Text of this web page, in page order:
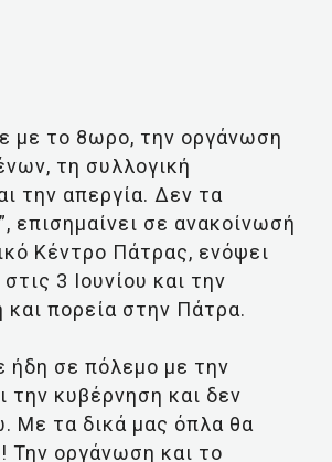
με το 8ωρο, την οργάνωση
τη συλλογική
την απεργία. Δεν τα
επισημαίνει σε ανακοίνωσή
Κέντρο Πάτρας, ενόψει
3 Ιουνίου και την
πορεία στην Πάτρα.
ήδη σε πόλεμο με την
την κυβέρνηση και δεν
Με τα δικά μας όπλα θα
Την οργάνωση και το